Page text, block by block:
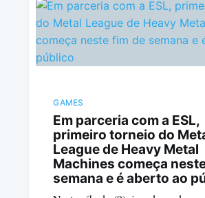
GAMES
Em parceria com a ESL,
primeiro torneio do
League de Heavy Metal
Machines começa
semana e é aberto ao